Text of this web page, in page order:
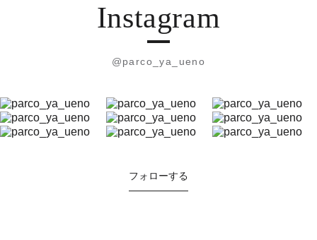
Instagram
@parco_ya_ueno
フォローする